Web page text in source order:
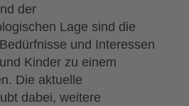
der
Lage sind die
und Interessen
Kinder zu einem
Die aktuelle
dabei, weitere